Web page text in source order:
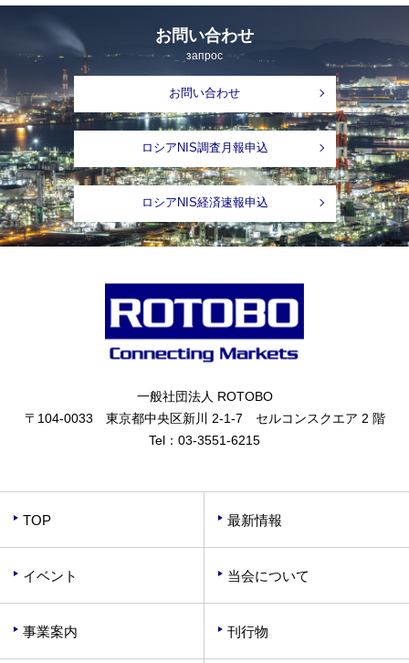
お問い合わせ
запрос
お問い合わせ
ロシアNIS調査月報申込
ロシアNIS経済速報申込
一般社団法人 ROTOBO
〒104-0033 東京都中央区新川 2-1-7 セルコンスクエア 2 階
Tel： 03-3551-6215
TOP 最新情報
イベント 当会について
事業案内 刊行物